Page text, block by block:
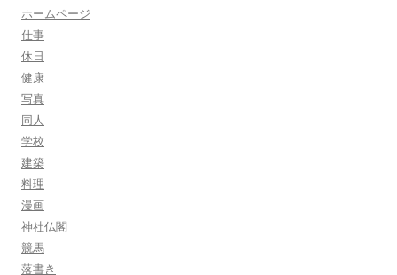
ホームページ
仕事
休日
健康
写真
同人
学校
建築
料理
漫画
神社仏閣
競馬
落書き